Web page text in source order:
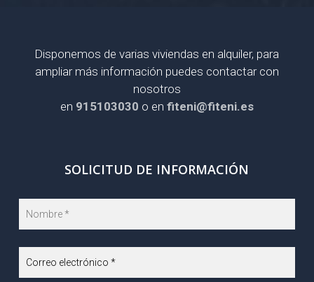
Disponemos de varias viviendas en alquiler, para
ampliar más información puedes contactar con
nosotros
en 915103030 o en fiteni@fiteni.es
SOLICITUD DE INFORMACIÓN